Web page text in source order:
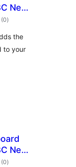
News
(0total
de
)
the
to your
News
(0total
de
)